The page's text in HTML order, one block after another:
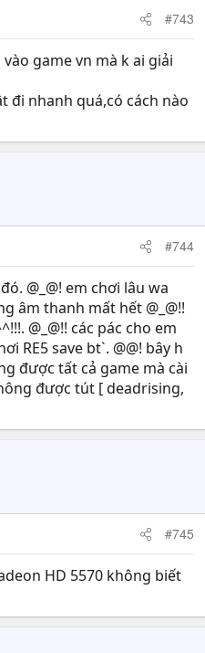
#743
game vn mà k ai giải
đi nhanh quá,có cách nào
#744
@_@! em chơi lâu wa
âm thanh mất hết @_@!!
@_@!! các pác cho em
RE5 save bt`. @@! bây h
được tất cả game mà cài
được tút [ deadrising,
#745
HD 5570 không biết